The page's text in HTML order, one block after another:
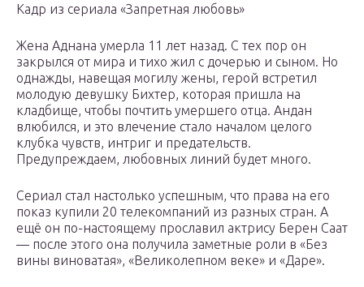
Кадр из сериала «Запретная любовь»
Жена Аднана умерла 11 лет назад. С тех пор он
закрылся от мира и тихо жил с дочерью и сыном. Но
однажды, навещая могилу жены, герой встретил
молодую девушку Бихтер, которая пришла на
кладбище, чтобы почтить умершего отца. Андан
влюбился, и это влечение стало началом целого
клубка чувств, интриг и предательств.
Предупреждаем, любовных линий будет много.
Сериал стал настолько успешным, что права на его
показ купили 20 телекомпаний из разных стран. А
ещё он по-настоящему прославил актрису Берен Саат
— после этого она получила заметные роли в «Без
вины виноватая», «Великолепном веке» и «Даре».